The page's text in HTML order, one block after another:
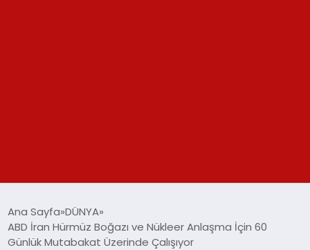
SPOR
Ana Sayfa DÜNYA
ABD İran Hürmüz Boğazı ve Nükleer Anlaşma İçin 60
Günlük Mutabakat Üzerinde Çalışıyor